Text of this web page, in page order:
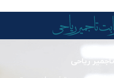
ریاحی